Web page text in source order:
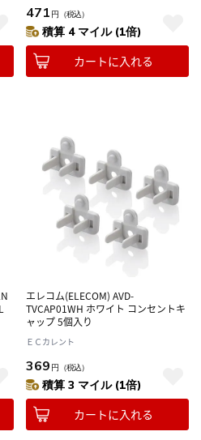
471 円 （税込）
積算 4 マイル (1倍)
カートに入れる
エレコム(ELECOM) AVD-
TVCAP01WH ホワイト コンセントキ
ャップ 5個入り
ＥＣカレント
369 円 （税込）
積算 3 マイル (1倍)
カートに入れる